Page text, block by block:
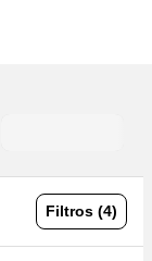
Filtros (4)